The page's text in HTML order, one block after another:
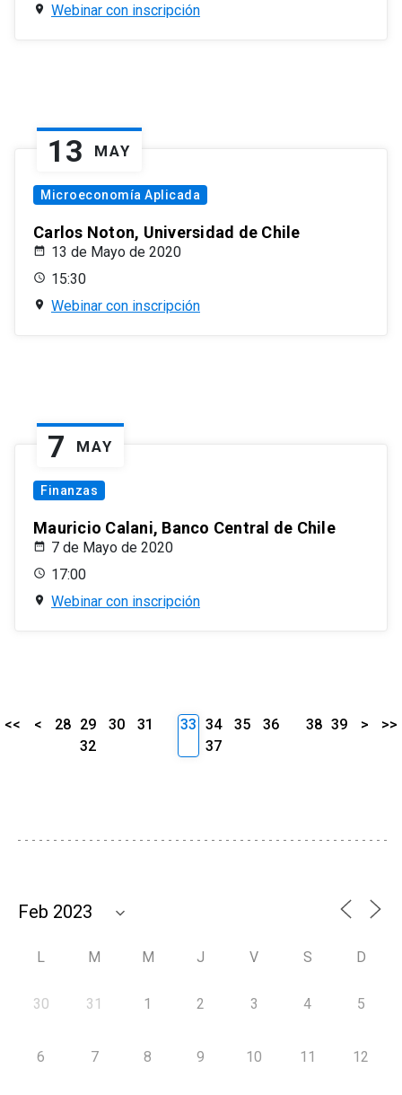
Webinar con inscripción
13 MAY
Microeconomía Aplicada
Carlos Noton, Universidad de Chile
13 de Mayo de 2020
15:30
Webinar con inscripción
7 MAY
Finanzas
Mauricio Calani, Banco Central de Chile
7 de Mayo de 2020
17:00
Webinar con inscripción
<< < 28 29 30
31
32
33 34 35
36
37
38 39 > >>
L M M J V S D
30 31 1 2 3 4 5
6 7 8 9 10 11 12